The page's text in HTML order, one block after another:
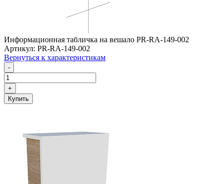
Информационная табличка на вешало PR-RA-149-002
Артикул: PR-RA-149-002
Вернуться к характеристикам
-
+
Купить